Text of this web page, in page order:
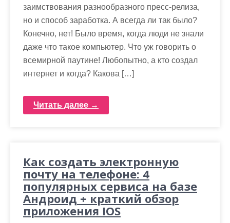
заимствования разнообразного пресс-релиза,
но и способ заработка. А всегда ли так было?
Конечно, нет! Было время, когда люди не знали
даже что такое компьютер. Что уж говорить о
всемирной паутине! Любопытно, а кто создал
интернет и когда? Какова […]
Читать далее →
Как создать электронную
почту на телефоне: 4
популярных сервиса на базе
Андроид + краткий обзор
приложения IOS